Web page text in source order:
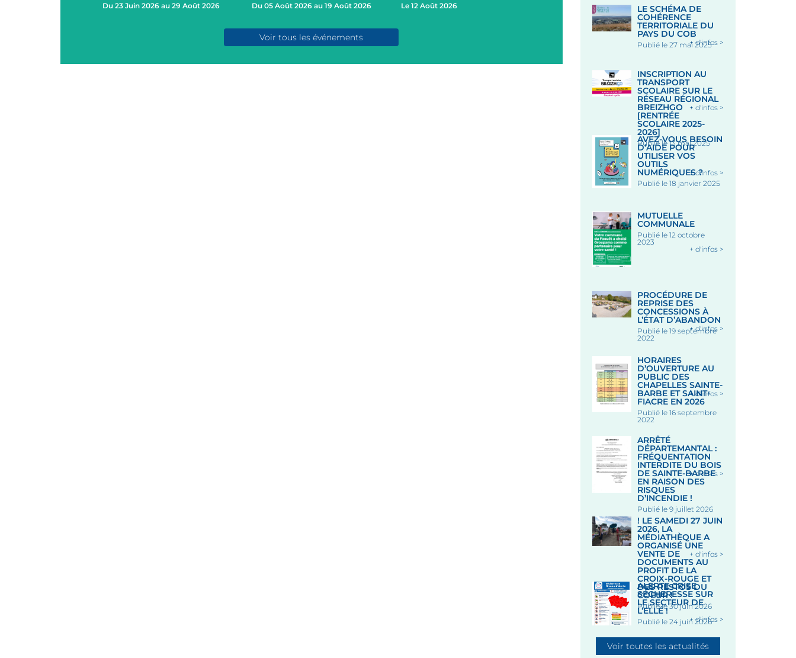
Du 23 Juin 2026 au 29 Août 2026
Du 05 Août 2026 au 19 Août 2026
Le 12 Août 2026
Voir tous les événements
LE SCHÉMA DE
COHÉRENCE
TERRITORIALE DU
PAYS DU COB
Publié le 27 mai 2025
+ d'infos >
INSCRIPTION AU
TRANSPORT
SCOLAIRE SUR LE
RÉSEAU RÉGIONAL
BREIZHGO
[RENTRÉE
SCOLAIRE 2025-
2026]
Publié le 13 mai 2025
+ d'infos >
AVEZ-VOUS BESOIN
D’AIDE POUR
UTILISER VOS
OUTILS
NUMÉRIQUES ?
Publié le 18 janvier 2025
+ d'infos >
MUTUELLE
COMMUNALE
Publié le 12 octobre
2023
+ d'infos >
PROCÉDURE DE
REPRISE DES
CONCESSIONS À
L’ÉTAT D’ABANDON
Publié le 19 septembre
2022
+ d'infos >
HORAIRES
D’OUVERTURE AU
PUBLIC DES
CHAPELLES SAINTE-
BARBE ET SAINT-
FIACRE EN 2026
Publié le 16 septembre
2022
+ d'infos >
ARRÊTÉ
DÉPARTEMANTAL :
FRÉQUENTATION
INTERDITE DU BOIS
DE SAINTE-BARBE
EN RAISON DES
RISQUES
D’INCENDIE !
Publié le 9 juillet 2026
+ d'infos >
! LE SAMEDI 27 JUIN
2026, LA
MÉDIATHÈQUE A
ORGANISÉ UNE
VENTE DE
DOCUMENTS AU
PROFIT DE LA
CROIX-ROUGE ET
DES RESTOS DU
COEUR !
Publié le 30 juin 2026
+ d'infos >
ALERTE CRISE
SÉCHERESSE SUR
LE SECTEUR DE
L’ELLÉ !
Publié le 24 juin 2026
+ d'infos >
Voir toutes les actualités